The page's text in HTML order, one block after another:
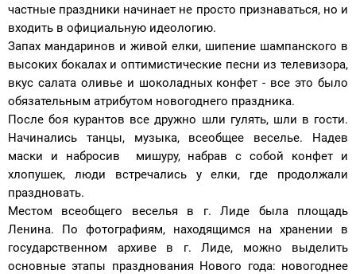
частные праздники начинает не просто признаваться, но и
входить в официальную идеологию.
Запах мандаринов и живой елки, шипение шампанского в
высоких бокалах и оптимистические песни из телевизора,
вкус салата оливье и шоколадных конфет - все это было
обязательным атрибутом новогоднего праздника.
После боя курантов все дружно шли гулять, шли в гости.
Начинались танцы, музыка, всеобщее веселье. Надев
маски и набросив мишуру, набрав с собой конфет и
хлопушек, люди встречались у елки, где продолжали
праздновать.
Местом всеобщего веселья в г. Лиде была площадь
Ленина. По фотографиям, находящимся на хранении в
государственном архиве в г. Лиде, можно выделить
основные этапы празднования Нового года: новогоднее